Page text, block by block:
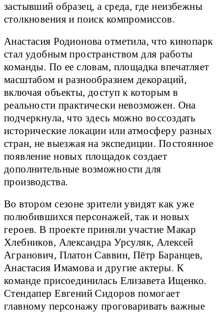
застывший образец, а среда, где неизбежны
столкновения и поиск компромиссов.
Анастасия Родионова отметила, что кинопарк
стал удобным пространством для работы
команды. По ее словам, площадка впечатляет
масштабом и разнообразием декораций,
включая объекты, доступ к которым в
реальности практически невозможен. Она
подчеркнула, что здесь можно воссоздать
исторические локации или атмосферу разных
стран, не выезжая на экспедиции. Постоянное
появление новых площадок создает
дополнительные возможности для
производства.
Во втором сезоне зрители увидят как уже
полюбившихся персонажей, так и новых
героев. В проекте приняли участие Макар
Хлебников, Александра Урсуляк, Алексей
Агранович, Платон Саввин, Пётр Баранцев,
Анастасия Имамова и другие актеры. К
команде присоединилась Елизавета Ищенко.
Стендапер Евгений Сидоров помогает
главному персонажу проговаривать важные